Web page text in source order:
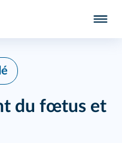
du fœtus et